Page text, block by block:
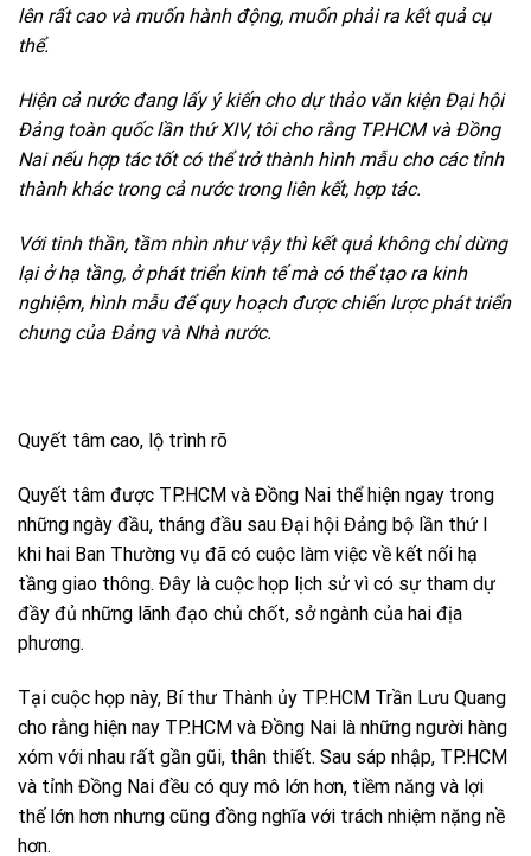
lên rất cao và muốn hành động, muốn phải ra kết quả cụ
thể.
Hiện cả nước đang lấy ý kiến cho dự thảo văn kiện Đại hội
Đảng toàn quốc lần thứ XIV, tôi cho rằng TP.HCM và Đồng
Nai nếu hợp tác tốt có thể trở thành hình mẫu cho các tỉnh
thành khác trong cả nước trong liên kết, hợp tác.
Với tinh thần, tầm nhìn như vậy thì kết quả không chỉ dừng
lại ở hạ tầng, ở phát triển kinh tế mà có thể tạo ra kinh
nghiệm, hình mẫu để quy hoạch được chiến lược phát triển
chung của Đảng và Nhà nước.
Quyết tâm cao, lộ trình rõ
Quyết tâm được TP.HCM và Đồng Nai thể hiện ngay trong
những ngày đầu, tháng đầu sau Đại hội Đảng bộ lần thứ I
khi hai Ban Thường vụ đã có cuộc làm việc về kết nối hạ
tầng giao thông. Đây là cuộc họp lịch sử vì có sự tham dự
đầy đủ những lãnh đạo chủ chốt, sở ngành của hai địa
phương.
Tại cuộc họp này, Bí thư Thành ủy TP.HCM Trần Lưu Quang
cho rằng hiện nay TP.HCM và Đồng Nai là những người hàng
xóm với nhau rất gần gũi, thân thiết. Sau sáp nhập, TP.HCM
và tỉnh Đồng Nai đều có quy mô lớn hơn, tiềm năng và lợi
thế lớn hơn nhưng cũng đồng nghĩa với trách nhiệm nặng nề
hơn.